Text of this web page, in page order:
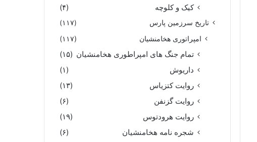
کیک و کلوچه
(۴)
تاریخ سرزمین پارس (۱۱۷)
امپراتوری هخامنشیان (۱۱۷)
تمام جنگ های امپراطوری هخامنشیان (۱۵)
داریوش
(۱)
روایت کتزیاس
(۱۳)
روایت گزنفن
(۶)
روایت هرودتوس
(۱۹)
شجره نامه هخامنشیان
(۶)